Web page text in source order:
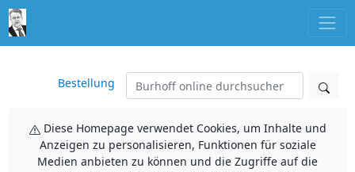
Bestellung
Diese Homepage verwendet Cookies, um Inhalte und
Anzeigen zu personalisieren, Funktionen für soziale
Medien anbieten zu können und die Zugriffe auf die